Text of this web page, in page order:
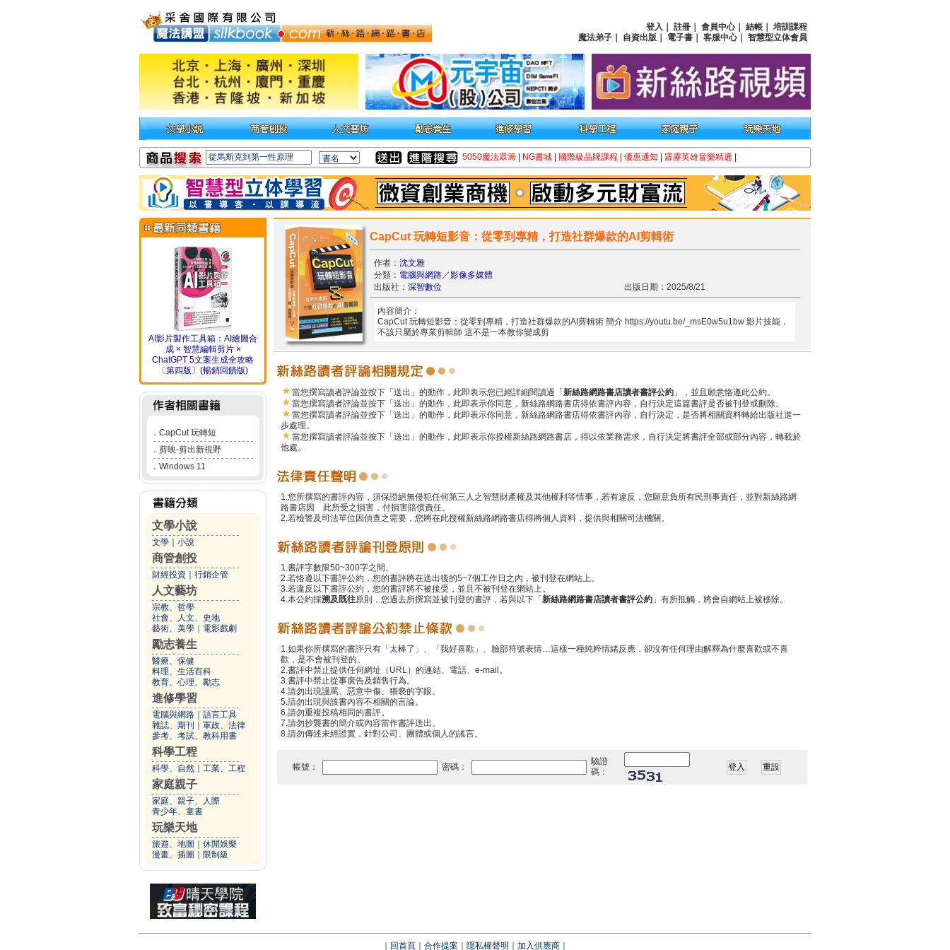
登入 註冊 會員中心｜ 結帳
培訓課程
魔法弟子
自資出版 電子書 客服中心｜ 智慧型立体會員
5050魔法眾籌 NG書城 國際級品牌課程 優惠通知 霹靂英雄音樂精選
AI影片製作工具箱：AI繪圖合
成 × 智慧編輯剪片 ×
ChatGPT 5文案生成全攻略
〔第四版〕(暢銷回饋版)
． CapCut 玩轉短
． 剪映-剪出新視野
． Windows 11
文學小說
文學 小說
商管創投
財經投資 行銷企管
人文藝坊
宗教、哲學
社會、人文、史地
藝術、美學
電影戲劇
勵志養生
醫療、保健
料理、生活百科
教育、心理、勵志
進修學習
電腦與網路
語言工具
雜誌、期刊
軍政、法律
參考、考試、教科用書
科學工程
科學、自然 工業、工程
家庭親子
家庭、親子、人際
青少年、童書
玩樂天地
旅遊、地圖
休閒娛樂
漫畫、插圖
限制級
CapCut 玩轉短影音：從零到專精，打造社群爆款的AI剪輯術
作者： 沈文雅
分類： 電腦與網路／影像多媒體
出版社： 深智數位 出版日期：2025/8/21
內容簡介：
CapCut 玩轉短影音：從零到專精，打造社群爆款的AI剪輯術 簡介 https://youtu.be/_msE0w5u1bw 影片技能，
不該只屬於專業剪輯師 這不是一本教你變成剪
當您撰寫讀者評論並按下「送出」的動作，此即表示您已經詳細閱讀過「 新絲路網路書店讀者書評公約 」，並且願意恪遵此公約。
當您撰寫讀者評論並按下「送出」的動作，此即表示你同意，新絲路網路書店得依書評內容，自行決定這篇書評是否被刊登或刪除。
當您撰寫讀者評論並按下「送出」的動作，此即表示你同意，新絲路網路書店得依書評內容，自行決定，是否將相關資料轉給出版社進一
步處理。
當您撰寫讀者評論並按下「送出」的動作，此即表示你授權新絲路網路書店，得以依業務需求，自行決定將書評全部或部分內容，轉載於
他處。
1.您所撰寫的書評內容，須保證絕無侵犯任何第三人之智慧財產權及其他權利等情事，若有違反，您願意負所有民刑事責任，並對新絲路網
路書店因 此所受之損害，付損害賠償責任。
2.若檢警及司法單位因偵查之需要，您將在此授權新絲路網路書店得將個人資料，提供與相關司法機關。
1.書評字數限50~300字之間。
2.若恪遵以下書評公約，您的書評將在送出後的5~7個工作日之內，被刊登在網站上。
3.若違反以下書評公約，您的書評將不被接受，並且不被刊登在網站上。
4.本公約採溯及既往原則，您過去所撰寫並被刊登的書評，若與以下「 新絲路網路書店讀者書評公約 」有所抵觸，將會自網站上被移除。
1.如果你所撰寫的書評只有「太棒了」、「我好喜歡」、臉部符號表情…這樣一種純粹情緒反應，卻沒有任何理由解釋為什麼喜歡或不喜
歡，是不會被刊登的。
2.書評中禁止提供任何網址（URL）的連結、電話、e-mail。
3.書評中禁止從事廣告及銷售行為。
4.請勿出現謾罵、惡意中傷、猥褻的字眼。
5.請勿出現與該書內容不相關的言論。
6.請勿重複投稿相同的書評。
7.請勿抄襲書的簡介或內容當作書評送出。
8.請勿傳述未經證實，針對公司、團體或個人的謠言。
帳號： 密碼：
驗證
碼：
回首頁 合作提案 隱私權聲明 加入供應商